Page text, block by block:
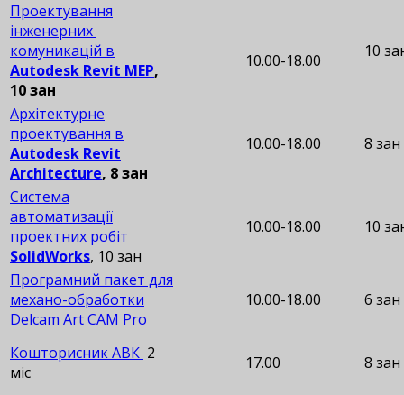
Проектування
інженерних
комуникацій в
Autodesk Revit MEP,
10 зан
10.00-18.00 10
Архітектурне
проектування в
Autodesk Revit
Architecture, 8 зан
10.00-18.00 8 зан
Cистема
автоматизації
проектних робіт
SolidWorks, 10 зан
10.00-18.00 10
Програмний пакет для
механо-обработки
Delcam Art CAM Pro
10.00-18.00 6 зан
Кошторисник АВК 2
міс
17.00 8 зан